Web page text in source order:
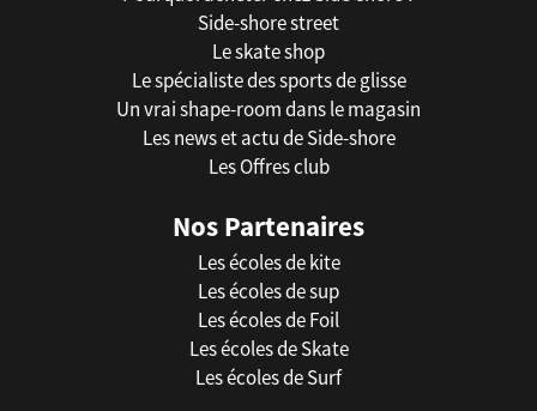
Side-shore street
Le skate shop
Le spécialiste des sports de glisse
Un vrai shape-room dans le magasin
Les news et actu de Side-shore
Les Offres club
Nos Partenaires
Les écoles de kite
Les écoles de sup
Les écoles de Foil
Les écoles de Skate
Les écoles de Surf